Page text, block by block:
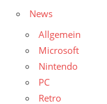
News
Allgemein
Microsoft
Nintendo
PC
Retro